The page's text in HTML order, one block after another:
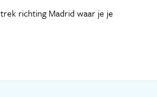
richting Madrid waar je je